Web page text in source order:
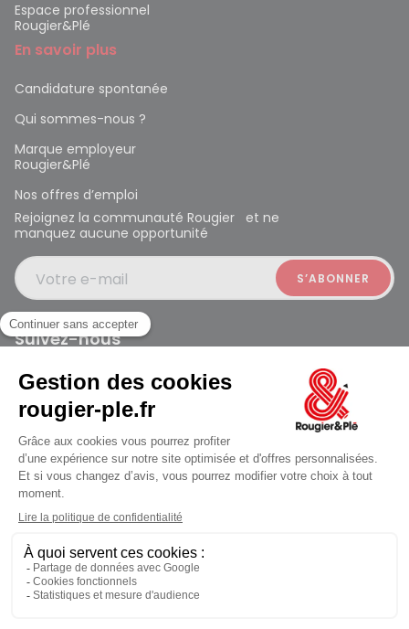
jusqu'au Lundi à 09:30
Espace professionnel
Rougier&Plé
En savoir plus
Candidature spontanée
Qui sommes-nous ?
Marque employeur
Rougier&Plé
Nos offres d’emploi
Rejoignez la communauté Rougier et ne
manquez aucune opportunité
Votre e-mail
Suivez-nous
Rougier et Plé 2024 Copyright
Mentions légales
Conditions générales des ventes
Données personnelles
Paiement sécurisé